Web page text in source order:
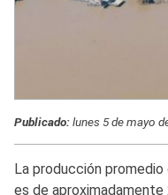
Publicado:lunes 5 de mayo
La producción promedio
es de